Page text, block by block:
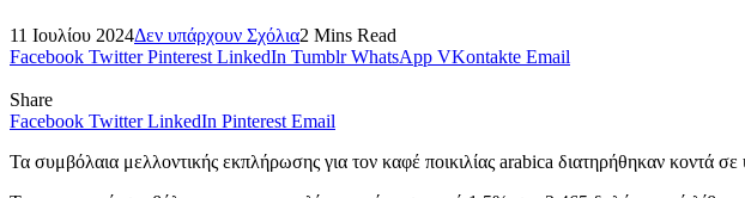
11 Ιουλίου 2024Δεν υπάρχουν Σχόλια2 Mins Read
Facebook Twitter Pinterest LinkedIn Tumblr WhatsApp VKontakte Email
Share
Facebook Twitter LinkedIn Pinterest Email
Τα συμβόλαια μελλοντικής εκπλήρωσης για τον καφέ ποικιλίας arabica διατηρήθηκαν κοντά